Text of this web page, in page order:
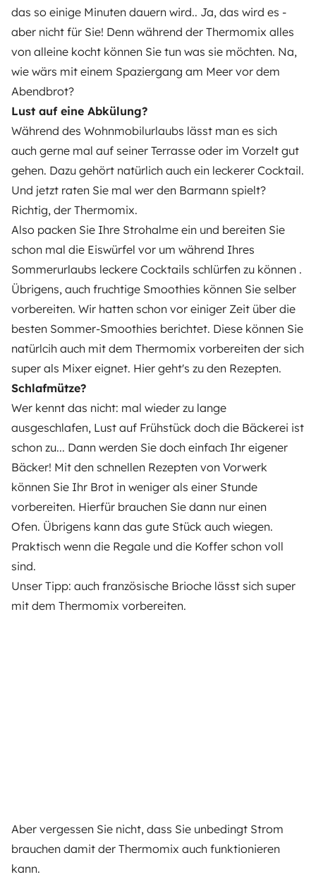
das so einige Minuten dauern wird.. Ja, das wird es -
aber nicht für Sie! Denn während der Thermomix alles
von alleine kocht können Sie tun was sie möchten. Na,
wie wärs mit einem Spaziergang am Meer vor dem
Abendbrot?
Lust auf eine Abkülung?
Während des Wohnmobilurlaubs lässt man es sich
auch gerne mal auf seiner Terrasse oder im Vorzelt gut
gehen. Dazu gehört natürlich auch ein leckerer Cocktail.
Und jetzt raten Sie mal wer den Barmann spielt?
Richtig, der Thermomix.
Also packen Sie Ihre Strohalme ein und bereiten Sie
schon mal die Eiswürfel vor um während Ihres
Sommerurlaubs leckere Cocktails schlürfen zu können .
Übrigens, auch fruchtige Smoothies können Sie selber
vorbereiten. Wir hatten schon vor einiger Zeit über die
besten Sommer-Smoothies berichtet. Diese können Sie
natürlcih auch mit dem Thermomix vorbereiten der sich
super als Mixer eignet. Hier geht's zu den Rezepten.
Schlafmütze?
Wer kennt das nicht: mal wieder zu lange
ausgeschlafen, Lust auf Frühstück doch die Bäckerei ist
schon zu... Dann werden Sie doch einfach Ihr eigener
Bäcker! Mit den schnellen Rezepten von Vorwerk
können Sie Ihr Brot in weniger als einer Stunde
vorbereiten. Hierfür brauchen Sie dann nur einen
Ofen. Übrigens kann das gute Stück auch wiegen.
Praktisch wenn die Regale und die Koffer schon voll
sind.
Unser Tipp: auch französische Brioche lässt sich super
mit dem Thermomix vorbereiten.
Aber vergessen Sie nicht, dass Sie unbedingt Strom
brauchen damit der Thermomix auch funktionieren
kann.